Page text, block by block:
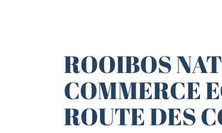
ROOIBOS
COMMERCE
ROUTE DES